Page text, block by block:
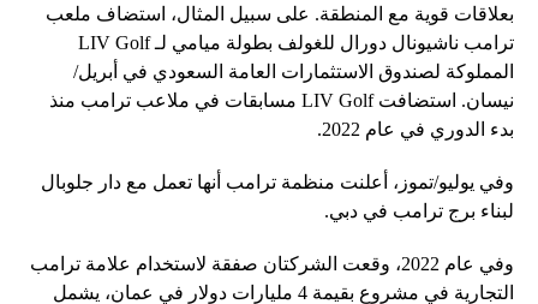
بعلاقات قوية مع المنطقة. على سبيل المثال، استضاف ملعب
ترامب ناشيونال دورال للغولف بطولة ميامي لـ LIV Golf
المملوكة لصندوق الاستثمارات العامة السعودي في أبريل/
نيسان. استضافت LIV Golf مسابقات في ملاعب ترامب منذ
بدء الدوري في عام 2022.
وفي يوليو/تموز، أعلنت منظمة ترامب أنها تعمل مع دار جلوبال
لبناء برج ترامب في دبي.
وفي عام 2022، وقعت الشركتان صفقة لاستخدام علامة ترامب
التجارية في مشروع بقيمة 4 مليارات دولار في عمان، يشمل